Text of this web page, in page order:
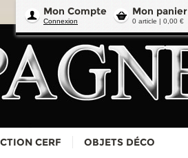
Mon panier
0 article | 0,00 €
Mon Compte
Connexion
CERF OBJETS DÉCO